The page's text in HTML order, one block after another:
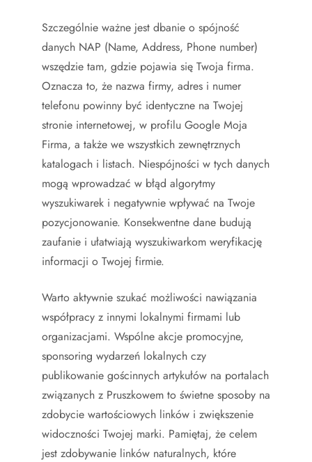
Szczególnie ważne jest dbanie o spójność
danych NAP (Name, Address, Phone number)
wszędzie tam, gdzie pojawia się Twoja firma.
Oznacza to, że nazwa firmy, adres i numer
telefonu powinny być identyczne na Twojej
stronie internetowej, w profilu Google Moja
Firma, a także we wszystkich zewnętrznych
katalogach i listach. Niespójności w tych danych
mogą wprowadzać w błąd algorytmy
wyszukiwarek i negatywnie wpływać na Twoje
pozycjonowanie. Konsekwentne dane budują
zaufanie i ułatwiają wyszukiwarkom weryfikację
informacji o Twojej firmie.
Warto aktywnie szukać możliwości nawiązania
współpracy z innymi lokalnymi firmami lub
organizacjami. Wspólne akcje promocyjne,
sponsoring wydarzeń lokalnych czy
publikowanie gościnnych artykułów na portalach
związanych z Pruszkowem to świetne sposoby na
zdobycie wartościowych linków i zwiększenie
widoczności Twojej marki. Pamiętaj, że celem
jest zdobywanie linków naturalnych, które